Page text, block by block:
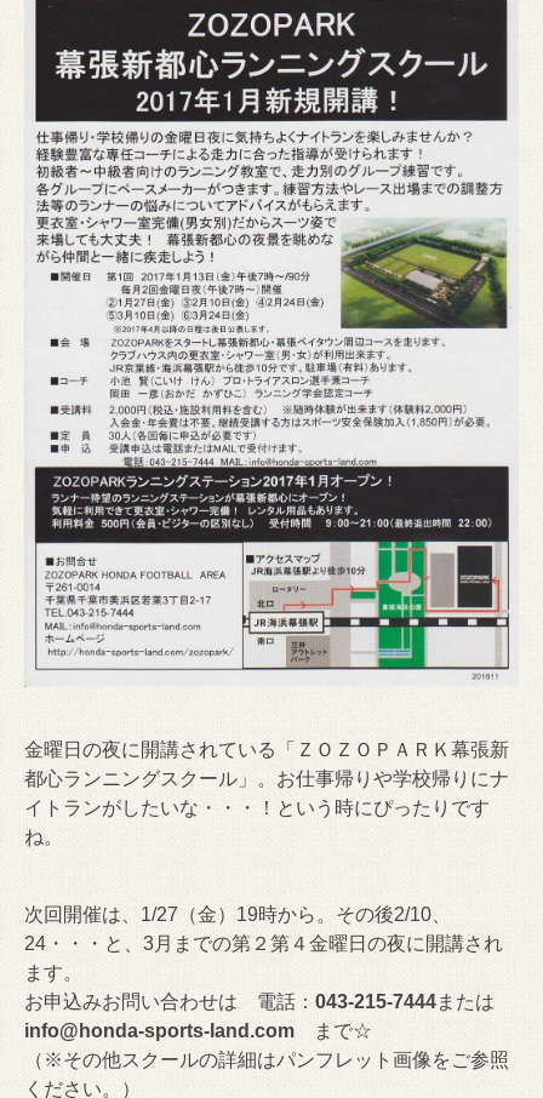
金曜日の夜に開講されている「ＺＯＺＯＰＡＲＫ幕張新
都心ランニングスクール」。お仕事帰りや学校帰りにナ
イトランがしたいな・・・！という時にぴったりです
ね。
次回開催は、1/27（金）19時から。その後2/10、
24・・・と、3月までの第２第４金曜日の夜に開講され
ます。
お申込みお問い合わせは 電話： 043-215-7444または
info@honda-sports-land.com
まで☆
（※その他スクールの詳細はパンフレット画像をご参照
ください。）